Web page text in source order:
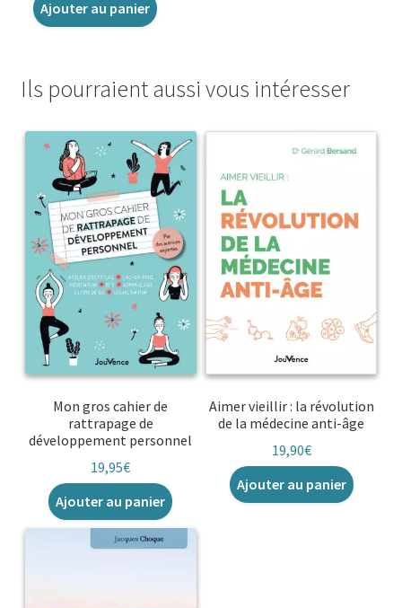
Ajouter au panier
Ils pourraient aussi vous intéresser
Mon gros cahier de
rattrapage de
développement personnel
19,95€
Ajouter au panier
Aimer vieillir : la révolution
de la médecine anti-âge
19,90€
Ajouter au panier